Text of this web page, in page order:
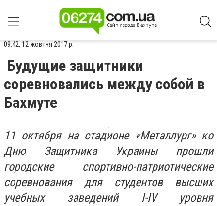
09:42, 12 жовтня 2017 р.
Будущие защитники
соревновались между собой в
Бахмуте
11 октября на стадионе «Металлург» ко
Дню Защитника Украины прошли
городские спортивно-патриотические
соревнования для студентов высших
учебных заведений I-IV уровня